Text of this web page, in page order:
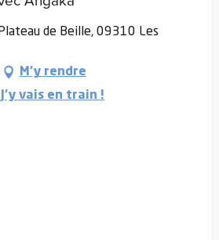
de Beille, 09310 Les
M'y rendre
J'y vais en train !